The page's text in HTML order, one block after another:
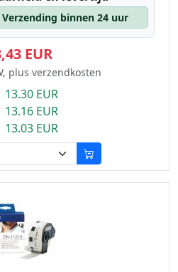
binnen 24 uur
EUR
plus verzendkosten
EUR
13.16 EUR
13.03 EUR